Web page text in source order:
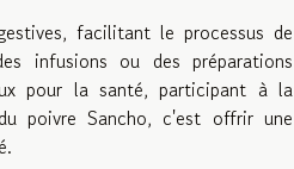
facilitant le processus de
infusions ou des préparations
pour la santé, participant à la
poivre Sancho, c'est offrir une